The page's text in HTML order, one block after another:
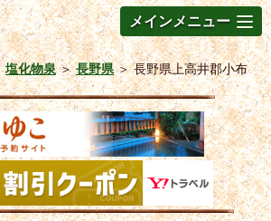
メインメニュー
塩化物泉＞長野県＞長野県上高井郡小布